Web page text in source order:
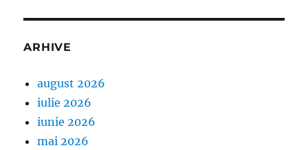
ARHIVE
august 2026
iulie 2026
iunie 2026
mai 2026